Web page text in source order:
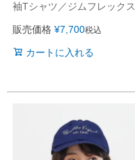
袖Tシャツ／ジムフレックス
販売価格 ¥7,700税込
カートに入れる